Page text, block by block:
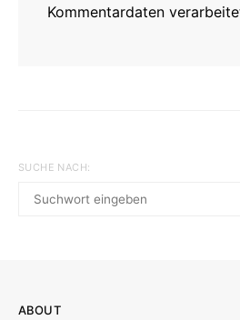
Kommentardaten
SUCHE NACH:
ABOUT